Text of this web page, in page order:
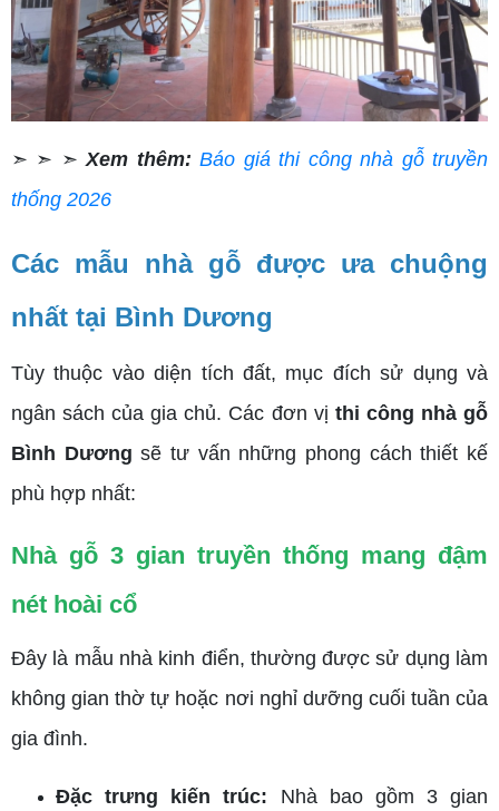
➣ ➣ ➣Xem thêm:Báo giá thi công nhà gỗ truyền
thống 2026
Các mẫu nhà gỗ được ưa chuộng
nhất tại Bình Dương
Tùy thuộc vào diện tích đất, mục đích sử dụng và
ngân sách của gia chủ. Các đơn vị thi công nhà gỗ
Bình Dương sẽ tư vấn những phong cách thiết kế
phù hợp nhất:
Nhà gỗ 3 gian truyền thống mang đậm
nét hoài cổ
Đây là mẫu nhà kinh điển, thường được sử dụng làm
không gian thờ tự hoặc nơi nghỉ dưỡng cuối tuần của
gia đình.
Đặc trưng kiến trúc: Nhà bao gồm 3 gian